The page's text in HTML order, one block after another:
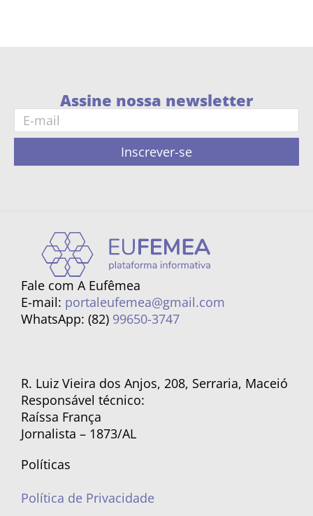
Assine nossa newsletter
Inscrever-se
Fale com A Eufêmea
E-mail: portaleufemea@gmail.com
WhatsApp: (82) 99650-3747
R. Luiz Vieira dos Anjos, 208, Serraria, Maceió
Responsável técnico:
Raíssa França
Jornalista – 1873/AL
Políticas
Política de Privacidade